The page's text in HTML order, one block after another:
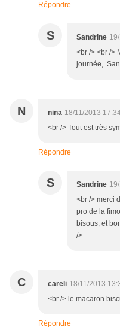
Répondre
S Sandrine
<br /> <br />
journée,
N nina 18/11/2013
<br /> Tout est très
Répondre
S Sandrine
<br /> merci
pro de la
bisous, et
/>
C careli 18/11/2013
<br /> le macaron
Répondre